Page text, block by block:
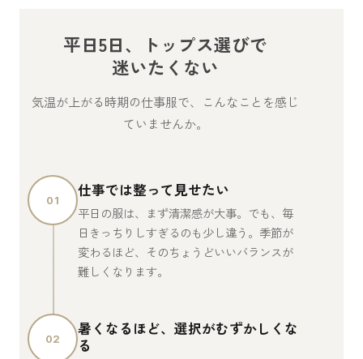
平日5日、トップス選びで
迷いたくない
気温が上がる時期の仕事服で、こんなことを感じ
ていませんか。
01
仕事では整って見せたい
平日の服は、まず清潔感が大事。でも、毎
日きっちりしすぎるのも少し違う。季節が
変わるほど、そのちょうどいいバランスが
難しくなります。
02
暑くなるほど、選択がむずかしくな
る